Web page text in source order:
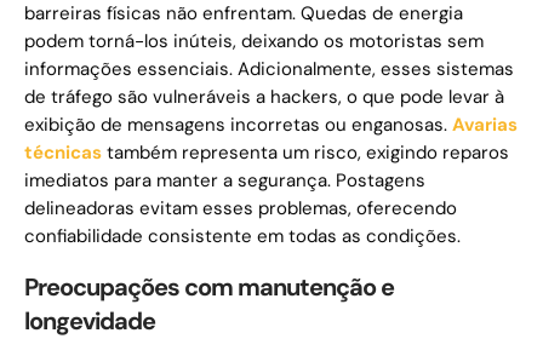
barreiras físicas não enfrentam. Quedas de energia
podem torná-los inúteis, deixando os motoristas sem
informações essenciais. Adicionalmente, esses sistemas
de tráfego são vulneráveis ​​a hackers, o que pode levar à
exibição de mensagens incorretas ou enganosas. Avarias
técnicas também representa um risco, exigindo reparos
imediatos para manter a segurança. Postagens
delineadoras evitam esses problemas, oferecendo
confiabilidade consistente em todas as condições.
Preocupações com manutenção e
longevidade